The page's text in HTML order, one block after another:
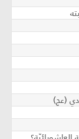
(عج)